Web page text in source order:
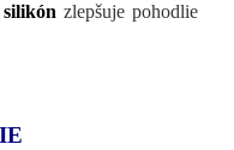
zlepšuje pohodlie